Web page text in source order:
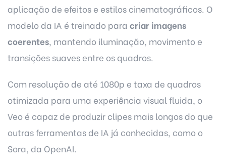
aplicação de efeitos e estilos cinematográficos. O
modelo da IA é treinado para criar imagens
coerentes, mantendo iluminação, movimento e
transições suaves entre os quadros.
Com resolução de até 1080p e taxa de quadros
otimizada para uma experiência visual fluida, o
Veo é capaz de produzir clipes mais longos do que
outras ferramentas de IA já conhecidas, como o
Sora, da OpenAI.